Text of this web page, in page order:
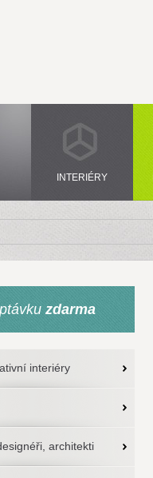
INTERIÉRY
zdarma
interiéry
architekti